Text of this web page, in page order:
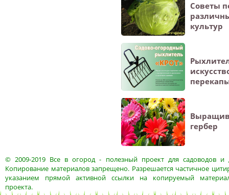
Советы
культур
гербер
© 2009-2019 Все в огород- полезный проект для садоводов и
Копирование материалов запрещено. Разрешается частичное
указанием прямой активной ссылки на копируемый
проекта.